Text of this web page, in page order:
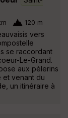
120 m
vers
se raccordant
Le-Grand.
aux pèlerins
et venant du
un itinéraire à